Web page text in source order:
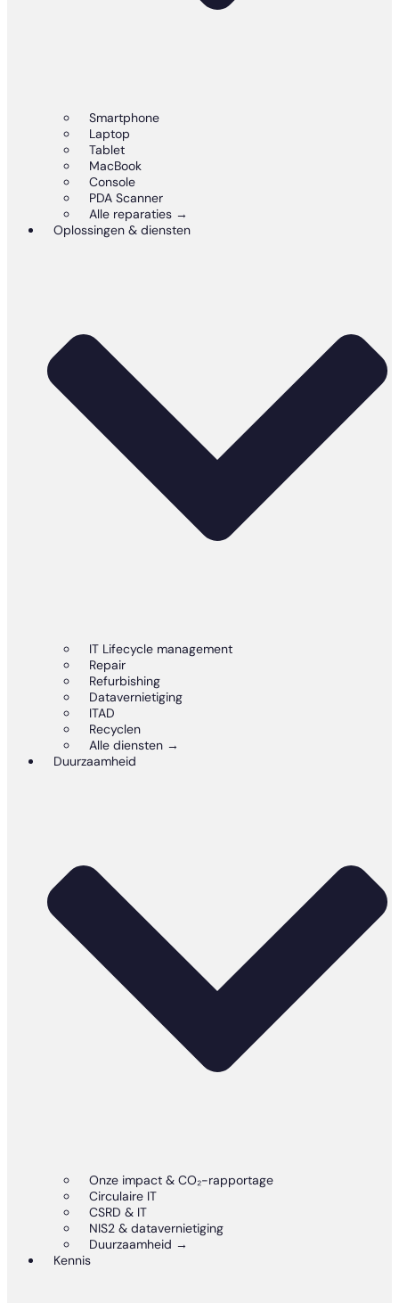
Smartphone
Laptop
Tablet
MacBook
Console
PDA Scanner
Alle reparaties →
Oplossingen & diensten
IT Lifecycle management
Repair
Refurbishing
Datavernietiging
ITAD
Recyclen
Alle diensten →
Duurzaamheid
Onze impact & CO₂-rapportage
Circulaire IT
CSRD & IT
NIS2 & datavernietiging
Duurzaamheid →
Kennis